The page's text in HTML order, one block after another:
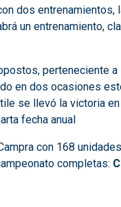
dos
un entrenamiento,
perteneciente
en dos ocasiones
se llevó la victoria
fecha anual
con 168
completas: